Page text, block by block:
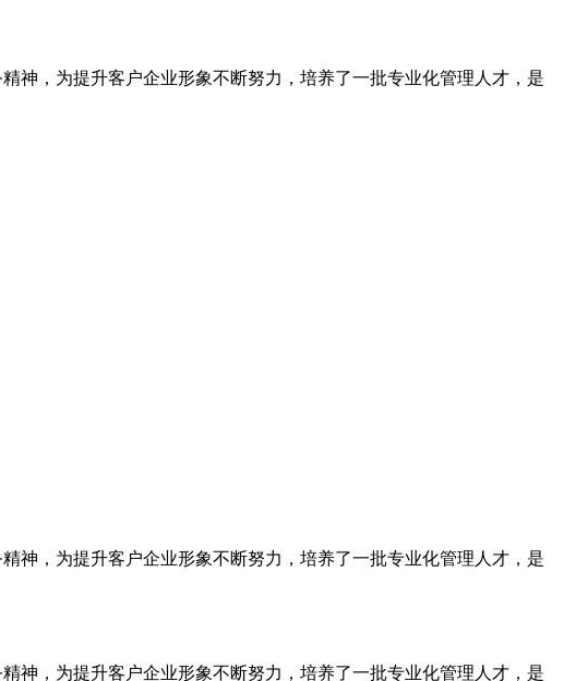
神，为提升客户企业形象不断努力，培养了一批专业化管理人才，是
神，为提升客户企业形象不断努力，培养了一批专业化管理人才，是
神，为提升客户企业形象不断努力，培养了一批专业化管理人才，是